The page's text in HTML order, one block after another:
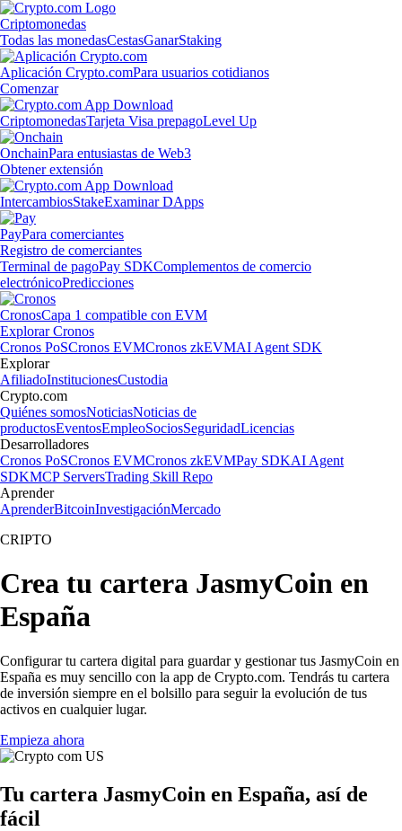
Criptomonedas
Todas las monedasCestasGanarStaking
Aplicación Crypto.comPara usuarios cotidianos
Comenzar
CriptomonedasTarjeta Visa prepagoLevel Up
OnchainPara entusiastas de Web3
Obtener extensión
IntercambiosStakeExaminar DApps
PayPara comerciantes
Registro de comerciantes
Terminal de pagoPay SDKComplementos de comercio
electrónicoPredicciones
CronosCapa 1 compatible con EVM
Explorar Cronos
Cronos PoSCronos EVMCronos zkEVMAI Agent SDK
Explorar
AfiliadoInstitucionesCustodia
Crypto.com
Quiénes somosNoticiasNoticias de
productosEventosEmpleoSociosSeguridadLicencias
Desarrolladores
Cronos PoSCronos EVMCronos zkEVMPay SDKAI Agent
SDKMCP ServersTrading Skill Repo
Aprender
AprenderBitcoinInvestigaciónMercado
CRIPTO
Crea tu cartera JasmyCoin en
España
Configurar tu cartera digital para guardar y gestionar tus JasmyCoin en
España es muy sencillo con la app de Crypto.com. Tendrás tu cartera
de inversión siempre en el bolsillo para seguir la evolución de tus
activos en cualquier lugar.
Empieza ahora
Tu cartera JasmyCoin en España, así de
fácil